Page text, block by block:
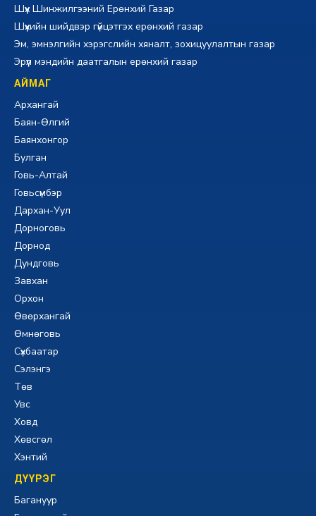
Шүүх Шинжилгээний Ерөнхий Газар
Шүүхийн шийдвэр гүйцэтгэх ерөнхий газар
Эм, эмнэлгийн хэрэгслийн хяналт, зохицуулалтын газар
Эрүүл мэндийн даатгалын ерөнхий газар
АЙМАГ
Архангай
Баян-Өлгий
Баянхонгор
Булган
Говь-Алтай
Говьсүмбэр
Дархан-Уул
Дорноговь
Дорнод
Дундговь
Завхан
Орхон
Өвөрхангай
Өмнөговь
Сүхбаатар
Сэлэнгэ
Төв
Увс
Ховд
Хөвсгөл
Хэнтий
ДҮҮРЭГ
Багануур